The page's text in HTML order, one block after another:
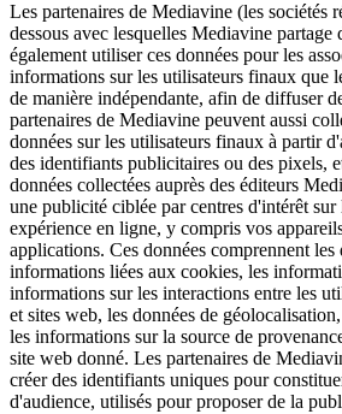
Les partenaires de Mediavine (les sociétés
dessous avec lesquelles Mediavine partage
également utiliser ces données pour les
informations sur les utilisateurs finaux que
de manière indépendante, afin de diffuser
partenaires de Mediavine peuvent aussi
données sur les utilisateurs finaux à partir
des identifiants publicitaires ou des pixels,
données collectées auprès des éditeurs
une publicité ciblée par centres d'intérêt
expérience en ligne, y compris vos
applications. Ces données comprennent
informations liées aux cookies, les
informations sur les interactions entre les
et sites web, les données de
les informations sur la source de
site web donné. Les partenaires de
créer des identifiants uniques pour
d'audience, utilisés pour proposer de la